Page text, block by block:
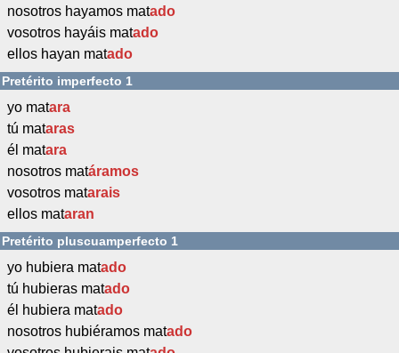
nosotros hayamos matado
vosotros hayáis matado
ellos hayan matado
Pretérito imperfecto 1
yo matara
tú mataras
él matara
nosotros matáramos
vosotros matarais
ellos mataran
Pretérito pluscuamperfecto 1
yo hubiera matado
tú hubieras matado
él hubiera matado
nosotros hubiéramos matado